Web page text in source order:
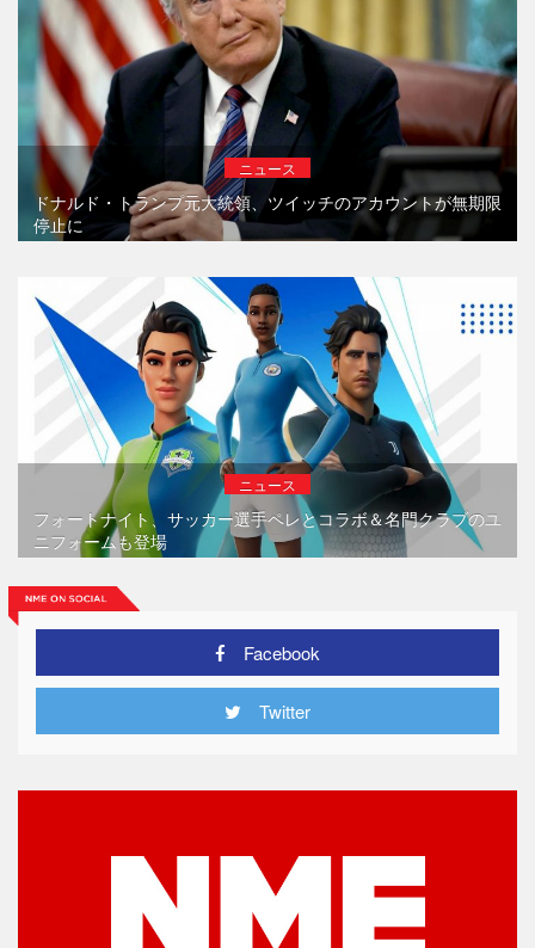
ニュース
ドナルド・トランプ元大統領、ツイッチのアカウントが無期限
停止に
ニュース
フォートナイト、サッカー選手ペレとコラボ＆名門クラブのユ
ニフォームも登場
Facebook
Twitter